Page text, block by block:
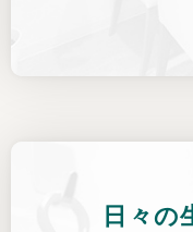
日々の